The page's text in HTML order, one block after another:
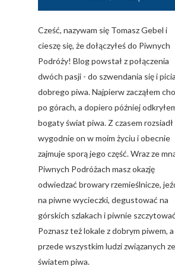
Cześć, nazywam się Tomasz Gebel i
cieszę się, że dołączyłeś do Piwnych
Podróży! Blog powstał z połączenia
dwóch pasji - do szwendania się i picia
dobrego piwa. Najpierw zacząłem
po górach, a dopiero później
bogaty świat piwa. Z czasem rozsiadł
wygodnie on w moim życiu i obecnie
zajmuje sporą jego część. Wraz ze
Piwnych Podróżach masz okazję
odwiedzać browary rzemieślnicze,
na piwne wycieczki, degustować na
górskich szlakach i piwnie
Poznasz też lokale z dobrym piwem, a
przede wszystkim ludzi związanych ze
światem piwa.